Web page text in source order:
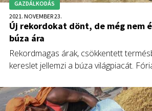
GAZDÁLKODÁS
2021. NOVEMBER 23.
Új rekordokat dönt, de még nem
búza ára
Rekordmagas árak, csökkentett
kereslet jellemzi a búza világpiacát.
cikkében végig veszi a búza árát